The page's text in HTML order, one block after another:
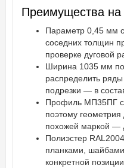
Преимущества на
Параметр 0,45 мм
соседних толщин
проверке дуговой
Ширина 1035 мм
распределить
подрезки — в
Профиль МП35ПГ
поэтому геометрия
похожей маркой —
Полиэстер
планками,
конкретной